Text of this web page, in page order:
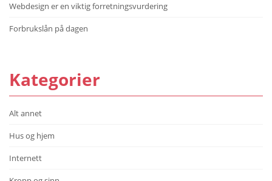
Webdesign er en viktig forretningsvurdering
Forbrukslån på dagen
Kategorier
Alt annet
Hus og hjem
Internett